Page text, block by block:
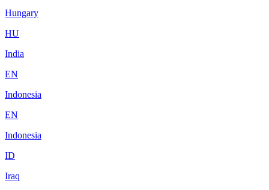
Hungary
HU
India
EN
Indonesia
EN
Indonesia
ID
Iraq